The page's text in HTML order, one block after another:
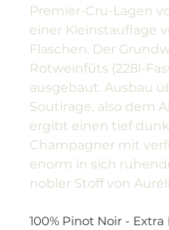
Premier-Cru-Lagen
einer Kleinstauflage
Flaschen. Der
Rotweinfûts (228l-
ausgebaut. Ausbau
Soutirage, also dem
ergibt einen tief
Champagner mit
enorm in sich
nobler Stoff von
100% Pinot Noir - Extra